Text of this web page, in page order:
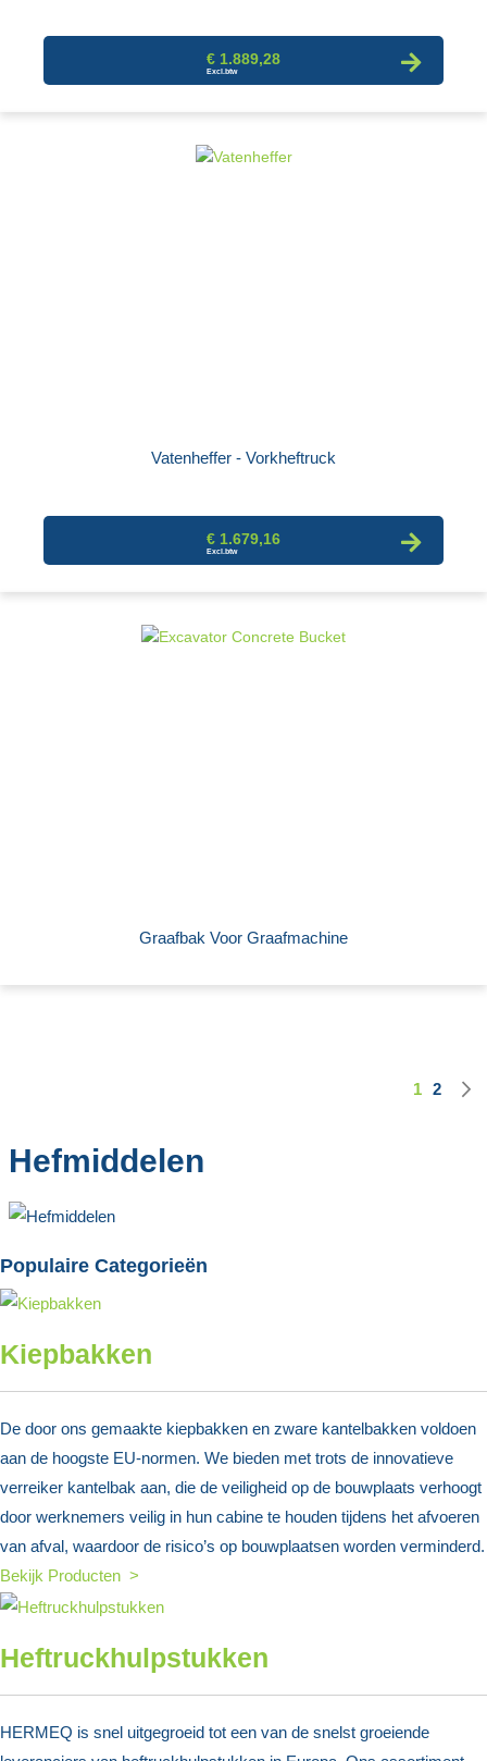
€ 1.889,28
Vatenheffer - Vorkheftruck
€ 1.679,16
Graafbak Voor Graafmachine
Pagina
U lees
1 Pagina
2
Hefmiddelen
Populaire Categorieën
Kiepbakken
De door ons gemaakte kiepbakken en zware kantelbakken voldoen
aan de hoogste EU-normen. We bieden met trots de innovatieve
verreiker kantelbak aan, die de veiligheid op de bouwplaats verhoogt
door werknemers veilig in hun cabine te houden tijdens het afvoeren
van afval, waardoor de risico’s op bouwplaatsen worden verminderd.
Bekijk Producten >
Heftruckhulpstukken
HERMEQ is snel uitgegroeid tot een van de snelst groeiende